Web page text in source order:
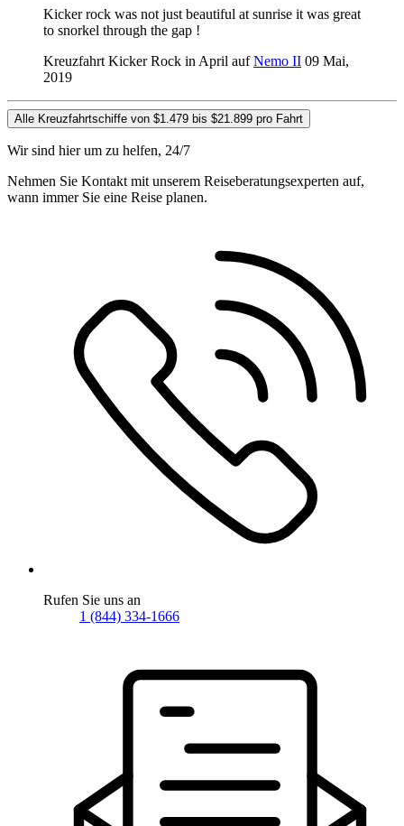
Kicker rock was not just beautiful at sunrise it was great
to snorkel through the gap !
Kreuzfahrt Kicker Rock in April aufNemo II 09 Mai,
2019
Alle Kreuzfahrtschiffe von $1.479 bis $21.899 pro Fahrt
Wir sind hier um zu helfen, 24/7
Nehmen Sie Kontakt mit unserem Reiseberatungsexperten auf,
wann immer Sie eine Reise planen.
Rufen Sie uns an
1 (844) 334-1666